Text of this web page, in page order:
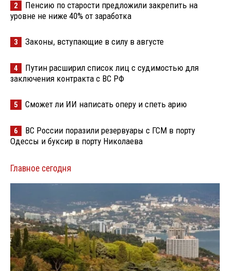
2
Пенсию по старости предложили закрепить на
уровне не ниже 40% от заработка
3 Законы, вступающие в силу в августе
4
Путин расширил список лиц с судимостью для
заключения контракта с ВС РФ
5 Сможет ли ИИ написать оперу и спеть арию
6
ВС России поразили резервуары с ГСМ в порту
Одессы и буксир в порту Николаева
Главное сегодня